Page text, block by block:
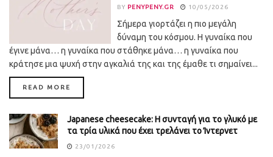
BY PENYPENY.GR 10/05/2026
Σήμερα γιορτάζει η πιο μεγάλη
δύναμη του κόσμου. Η γυναίκα που
έγινε μάνα… η γυναίκα που στάθηκε μάνα… η γυναίκα που
κράτησε μια ψυχή στην αγκαλιά της και της έμαθε τι σημαίνει...
READ MORE
Japanese cheesecake: Η συνταγή για το γλυκό με
τα τρία υλικά που έχει τρελάνει το Ίντερνετ
23/01/2026